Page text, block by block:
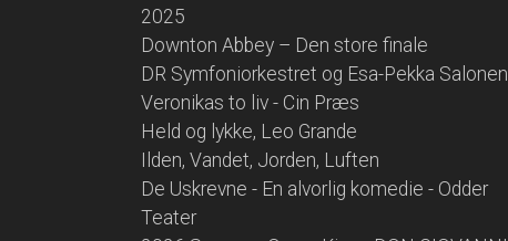
2025
Downton Abbey – Den store finale
DR Symfoniorkestret og Esa-Pekka Salonen
Veronikas to liv - Cin Præs
Held og lykke, Leo Grande
Ilden, Vandet, Jorden, Luften
De Uskrevne - En alvorlig komedie - Odder
Teater